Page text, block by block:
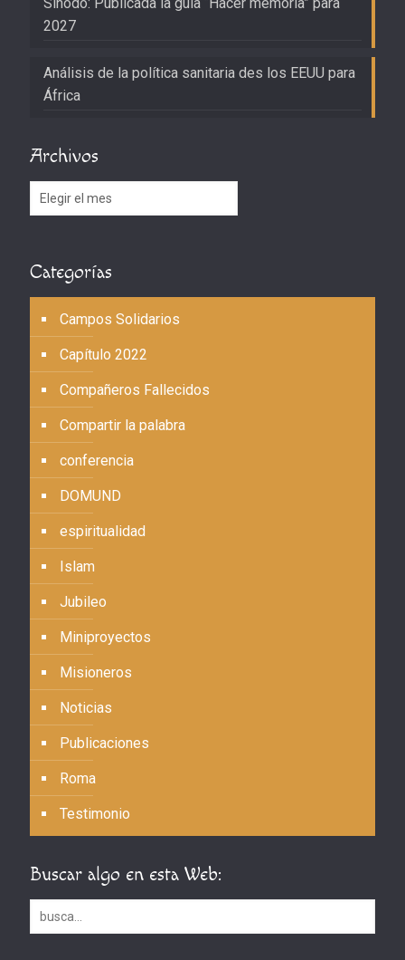
2027
Análisis de la política sanitaria des los EEUU para
África
Archivos
Archivos
Categorías
Campos Solidarios
Capítulo 2022
Compañeros Fallecidos
Compartir la palabra
conferencia
DOMUND
espiritualidad
Islam
Jubileo
Miniproyectos
Misioneros
Noticias
Publicaciones
Roma
Testimonio
Buscar algo en esta Web: